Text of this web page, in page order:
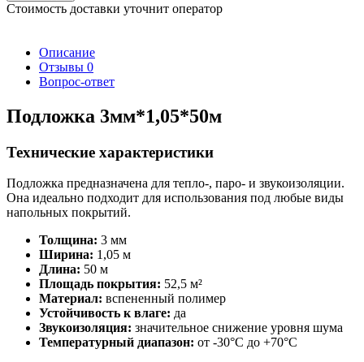
Стоимость доставки уточнит оператор
Описание
Отзывы 0
Вопрос-ответ
Подложка 3мм*1,05*50м
Технические характеристики
Подложка предназначена для тепло-, паро- и звукоизоляции.
Она идеально подходит для использования под любые виды
напольных покрытий.
Толщина: 3 мм
Ширина: 1,05 м
Длина: 50 м
Площадь покрытия: 52,5 м²
Материал: вспененный полимер
Устойчивость к влаге: да
Звукоизоляция: значительное снижение уровня шума
Температурный диапазон: от -30°C до +70°C